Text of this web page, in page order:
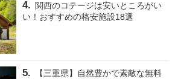
関西のコテージは安いところがい
い！おすすめの格安施設18選
【三重県】自然豊かで素敵な無料